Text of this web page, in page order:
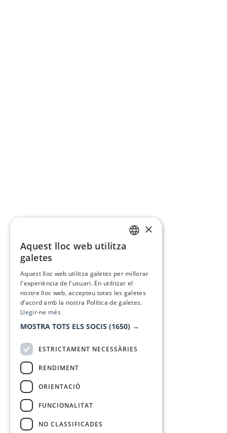
×
Aquest lloc web utilitza
galetes
Aquest lloc web utilitza galetes per millorar
l'experiència de l'usuari. En utilitzar el
nostre lloc web, accepteu totes les galetes
d’acord amb la nostra Política de galetes.
Llegir-ne més
MOSTRA TOTS ELS SOCIS (1650) →
ESTRICTAMENT NECESSÀRIES
RENDIMENT
ORIENTACIÓ
FUNCIONALITAT
NO CLASSIFICADES